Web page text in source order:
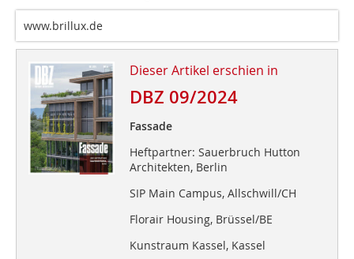
www.brillux.de
Dieser Artikel erschien in
DBZ 09/2024
Fassade
Heftpartner: Sauerbruch Hutton
Architekten, Berlin
SIP Main Campus, Allschwill/CH
Florair Housing, Brüssel/BE
Kunstraum Kassel, Kassel